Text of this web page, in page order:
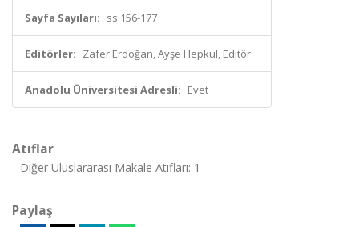
Sayfa Sayıları: ss.156-177
Editörler: Zafer Erdoğan, Ayşe Hepkul, Editör
Anadolu Üniversitesi Adresli: Evet
Atıflar
Diğer Uluslararası Makale Atıfları: 1
Paylaş